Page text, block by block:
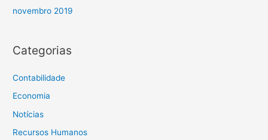
novembro 2019
Categorias
Contabilidade
Economia
Notícias
Recursos Humanos